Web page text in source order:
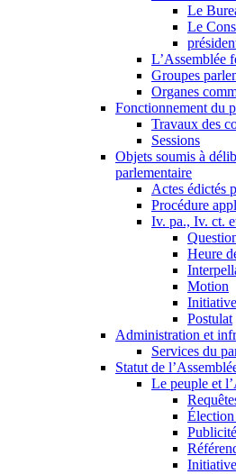
Le
Le
L’Assemblée
Groupes
Organes
Fonctionnement du
Travaux des
Sessions
Objets soumis à
parlementaire
Actes édictés
Procédure
Iv. pa., Iv. ct.
Heure
Motion
Postulat
Administration et
Services du
Statut de
Le peuple et